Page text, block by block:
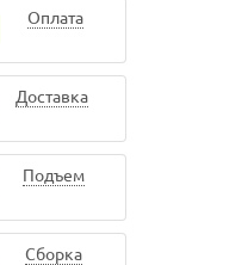
Оплата
Доставка
Подъем
Сборка